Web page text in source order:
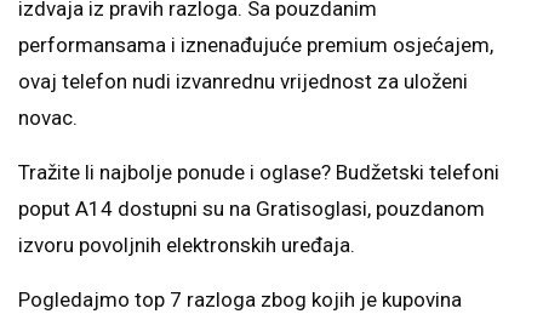
izdvaja iz pravih razloga. Sa pouzdanim
performansama i iznenađujuće premium osjećajem,
ovaj telefon nudi izvanrednu vrijednost za uloženi
novac.
Tražite li najbolje ponude i oglase? Budžetski telefoni
poput A14 dostupni su na Gratisoglasi, pouzdanom
izvoru povoljnih elektronskih uređaja.
Pogledajmo top 7 razloga zbog kojih je kupovina